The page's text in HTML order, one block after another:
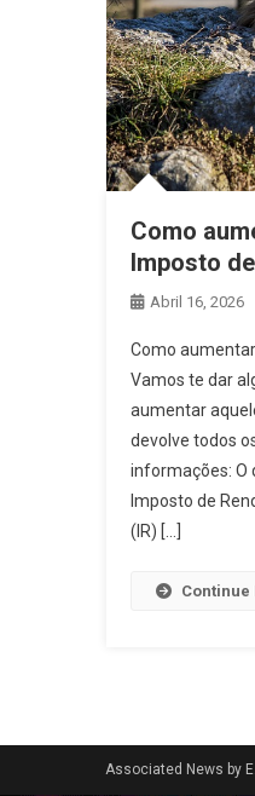
Como
Imposto
Abril 16, 2026
Como
Vamos te dar
aumentar
devolve todos
informações: O
Imposto de
(IR) […]
Continue
Associated News by